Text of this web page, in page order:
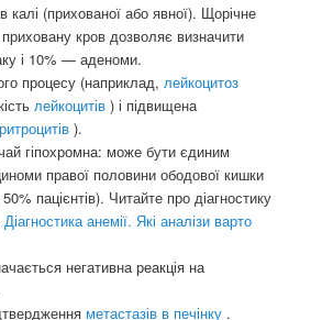
калі (прихованої або явної). Щорічне
кров дозволяє визначити
і 10% — аденоми.
процесу (наприклад, лейкоцитоз
лейкоцитів ) і підвищена
).
гіпохромна: може бути єдиним
правої половини ободової кишки
пацієнтів). Читайте про діагностику
Діагностика анемії. Які аналізи варто
негативна реакція на
метастазів в печінку .